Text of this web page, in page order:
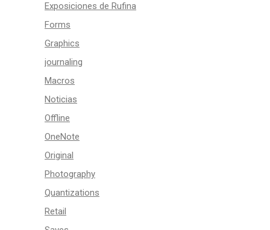
Exposiciones de Rufina
Forms
Graphics
journaling
Macros
Noticias
Offline
OneNote
Original
Photography
Quantizations
Retail